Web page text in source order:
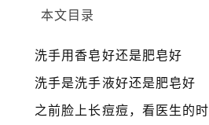
本文目录
洗手用香皂好还是肥皂好
洗手是洗手液好还是肥皂好
之前脸上长痘痘，看医生的